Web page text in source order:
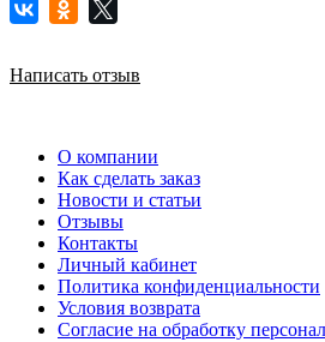
Написать отзыв
О компании
Как сделать заказ
Новости и статьи
Отзывы
Контакты
Личный кабинет
Политика конфиденциальности
Условия возврата
Согласие на обработку